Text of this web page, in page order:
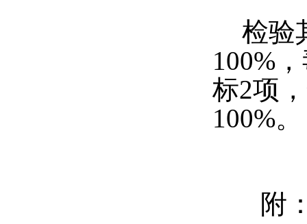
检验
100%
标2项
100%。
附